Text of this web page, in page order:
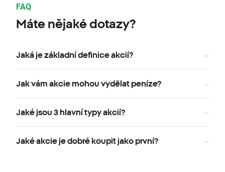
FAQ
Máte nějaké dotazy?
Jaká je základní definice akcií?
Jak vám akcie mohou vydělat peníze?
Jaké jsou 3 hlavní typy akcií?
Jaké akcie je dobré koupit jako první?